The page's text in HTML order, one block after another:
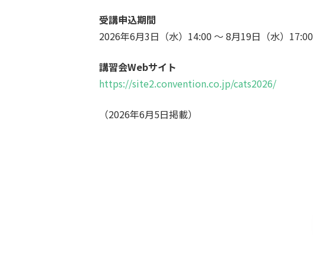
受講申込期間
2026年6月3日（水）14:00 ～ 8月19日（水）17:00
講習会Webサイト
https://site2.convention.co.jp/cats2026/
（2026年6月5日掲載）